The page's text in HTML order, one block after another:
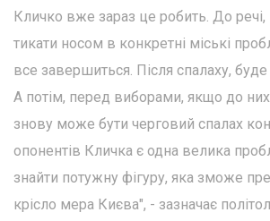
Кличко вже зараз це робить. До речі,
тикати носом в конкретні міські
все завершиться. Після спалаху,
А потім, перед виборами, якщо до них
знову може бути черговий спалах
опонентів Кличка є одна велика
знайти потужну фігуру, яка зможе
крісло мера Києва", - зазначає